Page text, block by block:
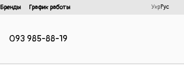
Бренды
График работы
УкрРус
093 985-88-19